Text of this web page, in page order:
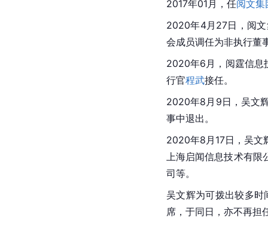
2017年01月，任阅文集
2020年4月27日，阅
会成员调任为非执行董
2020年6月，阅霆信息
行官程武接任。
2020年8月9日，吴文
事中退出。
2020年8月17日，吴文
上海启闻信息技术有
司等。
吴文辉为可拨出较多
席，于同日，亦不再担